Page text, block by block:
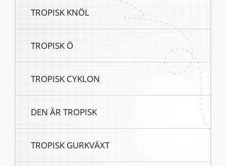
TROPISK KNÖL
TROPISK Ö
TROPISK CYKLON
DEN ÄR TROPISK
TROPISK GURKVÄXT